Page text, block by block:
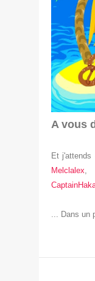
A vous
Et j'attends
Melclalex
... Dans un